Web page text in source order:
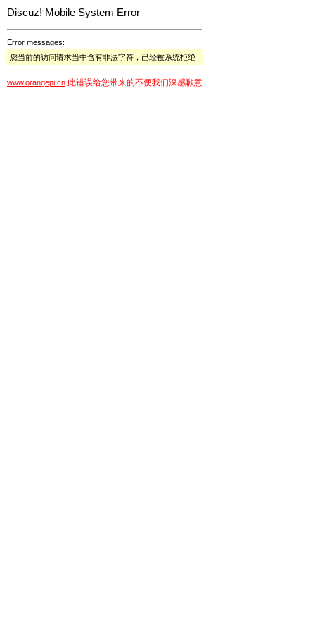
Discuz! Mobile System Error
Error messages:
您当前的访问请求当中含有非法字符，已经被系统拒绝
www.orangepi.cn 此错误给您带来的不便我们深感歉意